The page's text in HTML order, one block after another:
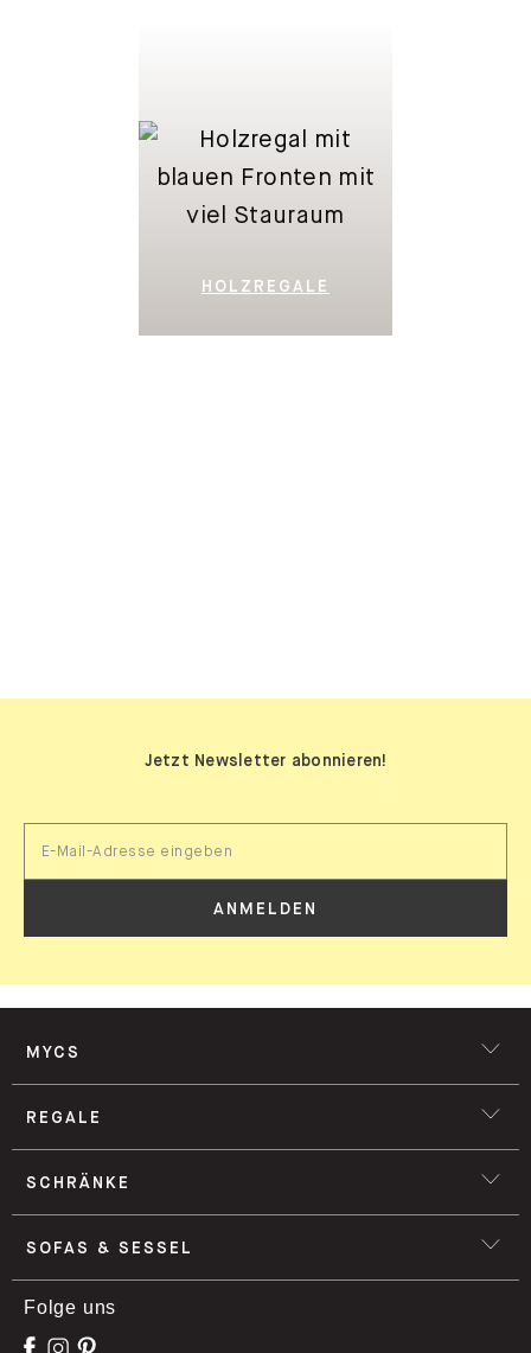
HOLZREGALE
Jetzt Newsletter abonnieren!
ANMELDEN
MYCS
REGALE
SCHRÄNKE
SOFAS & SESSEL
Folge uns